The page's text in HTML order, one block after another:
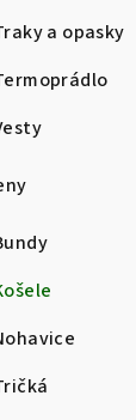
a opasky